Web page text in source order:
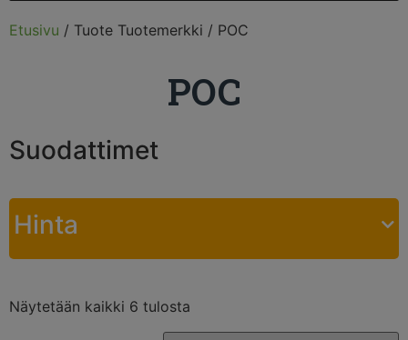
Etusivu / Tuote Tuotemerkki / POC
POC
Suodattimet
Hinta
Näytetään kaikki 6 tulosta